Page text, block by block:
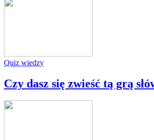
Quiz wiedzy
Czy dasz się zwieść tą grą